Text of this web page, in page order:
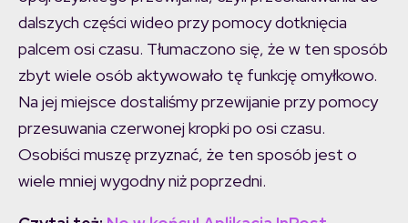
dalszych części wideo przy pomocy dotknięcia
palcem osi czasu. Tłumaczono się, że w ten sposób
zbyt wiele osób aktywowało tę funkcję omyłkowo.
Na jej miejsce dostaliśmy przewijanie przy pomocy
przesuwania czerwonej kropki po osi czasu.
Osobiści muszę przyznać, że ten sposób jest o
wiele mniej wygodny niż poprzedni.